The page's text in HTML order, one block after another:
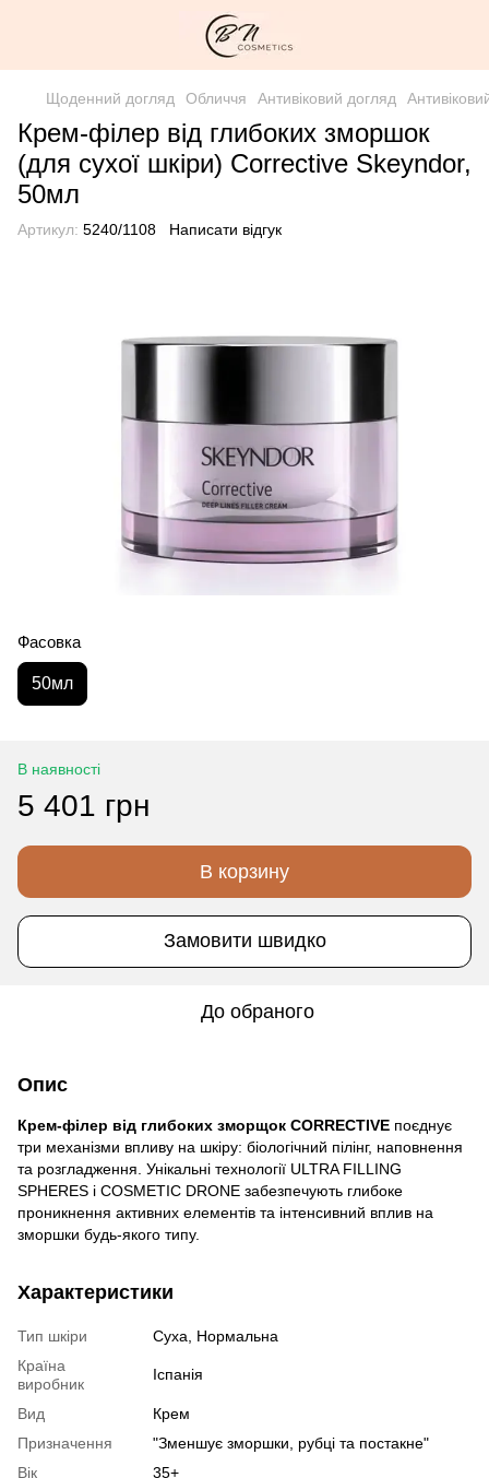
Щоденний догляд Обличчя Антивіковий догляд
Крем-філер від глибоких зморшок
(для сухої шкіри) Corrective Skeyndor,
50мл
Артикул: 5240/1108 Написати відгук
Фасовка
50мл
В наявності
5 401 грн
В корзину
Замовити швидко
До обраного
Опис
Крем-філер від глибоких зморщок СORRECTIVE поєднує
три механізми впливу на шкіру: біологічний пілінг, наповнення
та розгладження. Унікальні технології ULTRA FILLING
SPHERES і COSMETIC DRONE забезпечують глибоке
проникнення активних елементів та інтенсивний вплив на
зморшки будь-якого типу.
Характеристики
Тип шкіри
Суха, Нормальна
Країна
виробник
Іспанія
Вид
Крем
Призначення
"Зменшує зморшки, рубці та постакне"
Вік
35+